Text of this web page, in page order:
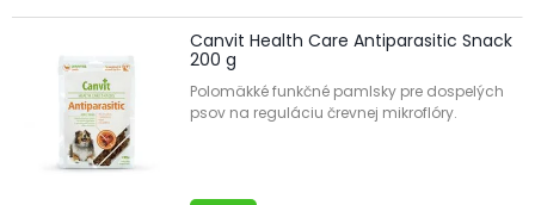
Canvit Health Care Antiparasitic Snack
200 g
Polomäkké funkčné pamlsky pre dospelých
psov na reguláciu črevnej mikroflóry.